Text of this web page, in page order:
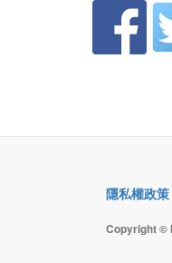
隱私權政策
Copyright ©